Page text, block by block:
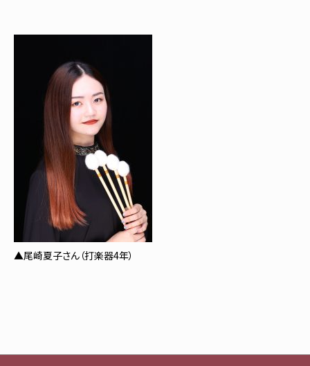
▲尾崎夏子さん（打楽器4年）